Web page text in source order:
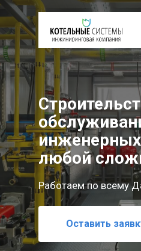
любой
Оставить
Работаем по всему
Оставить
Мы реализуем
от проектирования
инженерных объектов